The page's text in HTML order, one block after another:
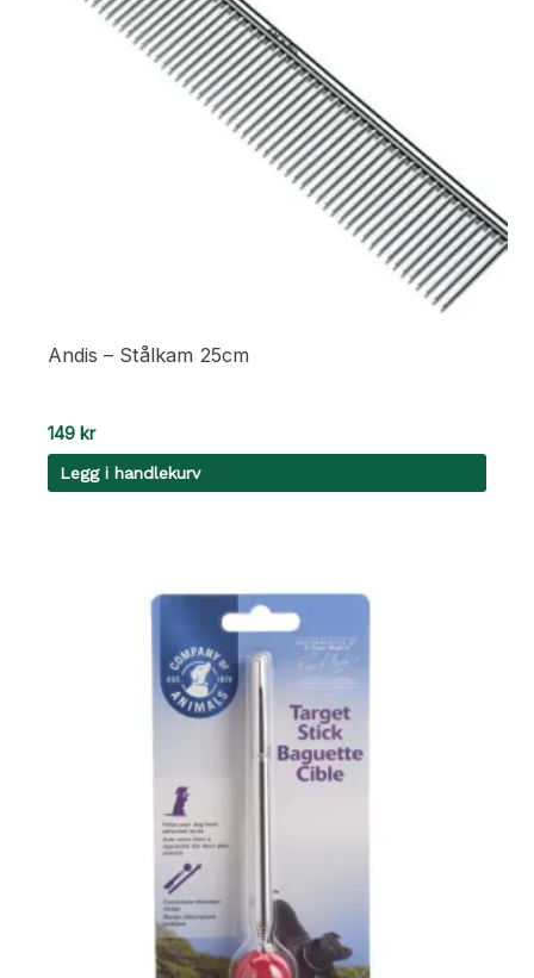
Andis – Stålkam 25cm
149 kr
Legg i handlekurv